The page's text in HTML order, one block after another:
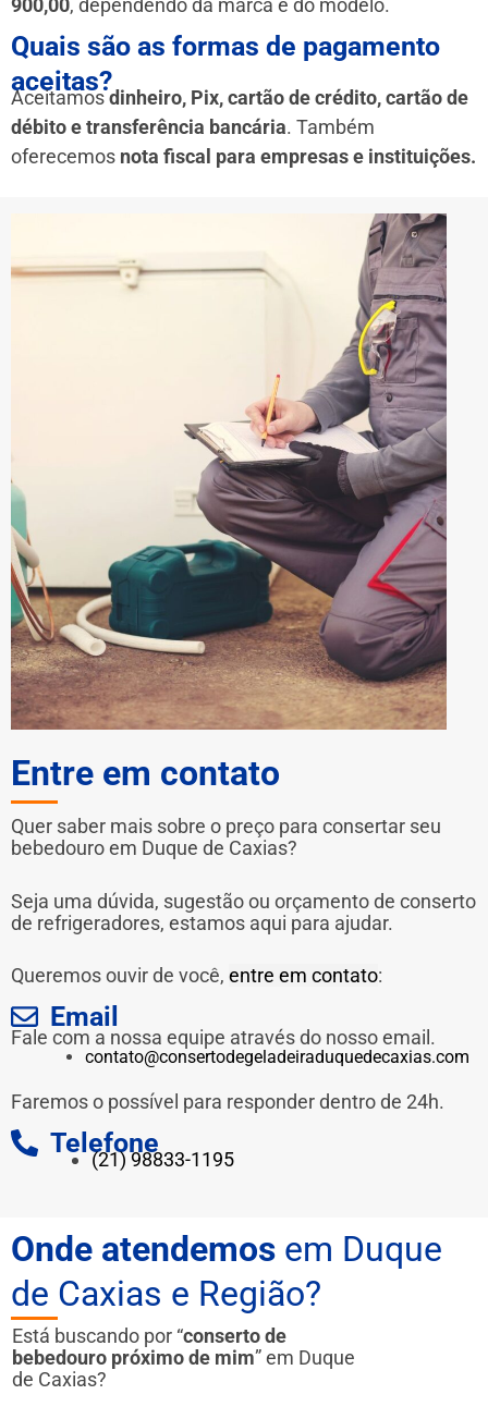
900,00, dependendo da marca e do modelo.
Quais são as formas de pagamento
aceitas?
Aceitamosdinheiro, Pix, cartão de crédito, cartão de
débito e transferência bancária. Também
oferecemos nota fiscal para empresas e instituições.
Entre em contato
Quer saber mais sobre o preço para consertar seu
bebedouro em Duque de Caxias?
Seja uma dúvida, sugestão ou orçamento de conserto
de refrigeradores, estamos aqui para ajudar.
Queremos ouvir de você, entre em contato:
Email
Fale com a nossa equipe através do nosso email.
contato@consertodegeladeiraduquedecaxias.com
Faremos o possível para responder dentro de 24h.
Telefone
(21) 98833-1195
Onde atendemos em Duque
de Caxias e Região?
Está buscando por “conserto de
bebedouro próximo de mim” em Duque
de Caxias?